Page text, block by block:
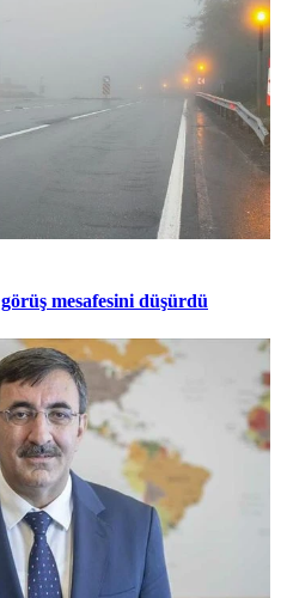
mesafesini düşürdü